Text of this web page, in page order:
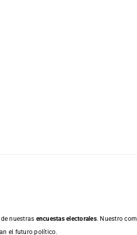
nuestras encuestas electorales. Nuestro
el futuro político.